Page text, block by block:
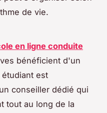
de vie.
en ligne conduite
bénéficient d'un
est
conseiller dédié qui
tout au long de la